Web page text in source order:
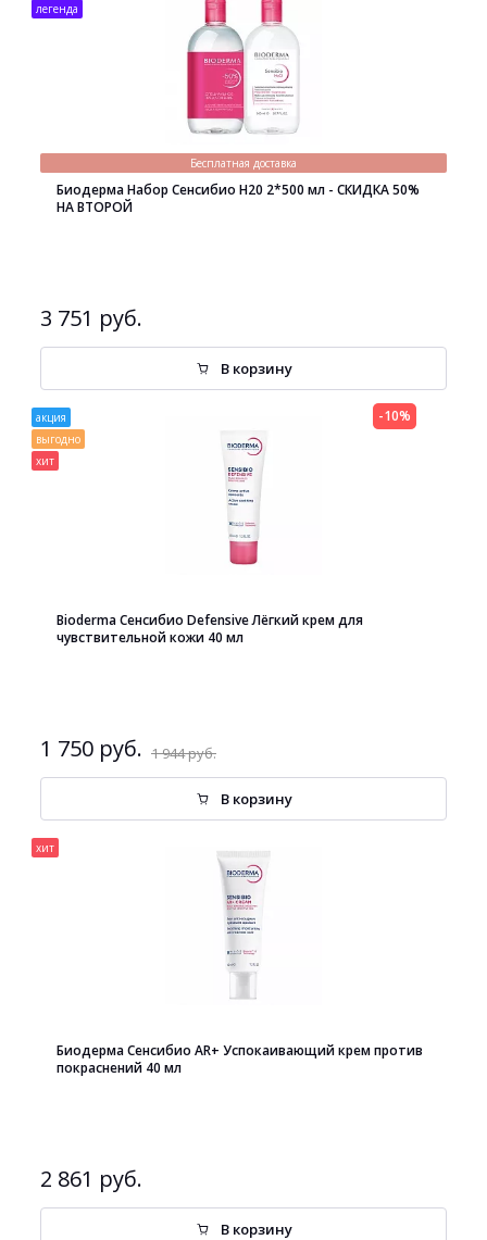
легенда
Бесплатная доставка
Биодерма Набор Сенсибио H20 2*500 мл - СКИДКА 50%
НА ВТОРОЙ
3 751 руб.
В корзину
акция
выгодно
хит
Bioderma Сенсибио Defensive Лёгкий крем для
чувствительной кожи 40 мл
1 750 руб. 1 944 руб.
-10%
В корзину
хит
Биодерма Сенсибио AR+ Успокаивающий крем против
покраснений 40 мл
2 861 руб.
В корзину